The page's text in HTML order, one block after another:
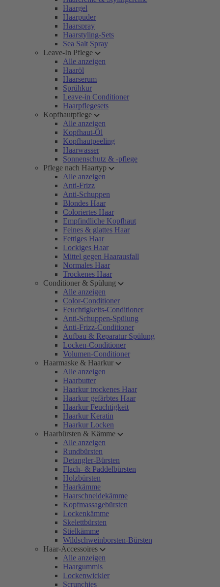
Haargel
Haarpuder
Haarspray
Haarstyling-Sets
Sea Salt Spray
Leave-In Pflege
Alle anzeigen
Haaröl
Haarserum
Sprühkur
Leave-in Conditioner
Haarpflegesets
Kopfhautpflege
Alle anzeigen
Kopfhaut-Öl
Kopfhautpeeling
Haarwasser
Sonnenschutz & -pflege
Pflege nach Haartyp
Alle anzeigen
Anti-Frizz
Anti-Schuppen
Blondes Haar
Coloriertes Haar
Empfindliche Kopfhaut
Feines & glattes Haar
Fettiges Haar
Lockiges Haar
Mittel gegen Haarausfall
Normales Haar
Trockenes Haar
Conditioner & Spülung
Alle anzeigen
Color-Conditioner
Feuchtigkeits-Conditioner
Anti-Schuppen-Spülung
Anti-Frizz-Conditioner
Aufbau & Reparatur Spülung
Locken-Conditioner
Volumen-Conditioner
Haarmaske & Haarkur
Alle anzeigen
Haarbutter
Haarkur trockenes Haar
Haarkur gefärbtes Haar
Haarkur Feuchtigkeit
Haarkur Keratin
Haarkur Locken
Haarbürsten & Kämme
Alle anzeigen
Rundbürsten
Detangler-Bürsten
Flach- & Paddelbürsten
Holzbürsten
Haarkämme
Haarschneidekämme
Kopfmassagebürsten
Lockenkämme
Skelettbürsten
Stielkämme
Wildschweinborsten-Bürsten
Haar-Accessoires
Alle anzeigen
Haargummis
Lockenwickler
Scrunchies